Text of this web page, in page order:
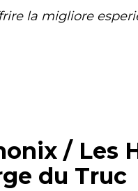
la migliore
/ Les
du Truc